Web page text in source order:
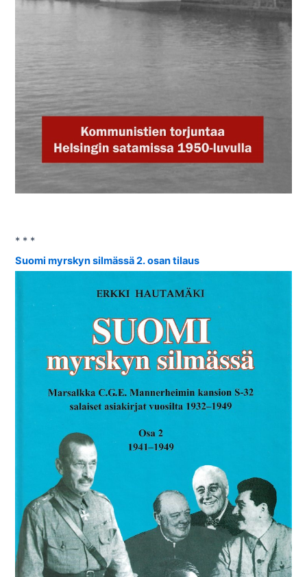
* * *
Suomi myrskyn silmässä 2. osan tilaus